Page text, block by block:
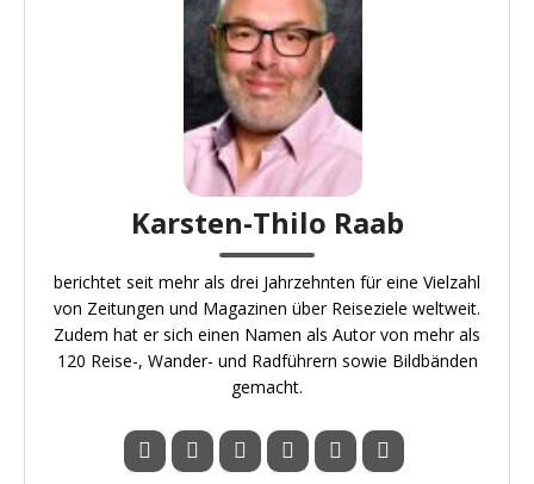
Karsten-Thilo Raab
berichtet seit mehr als drei Jahrzehnten für eine Vielzahl
von Zeitungen und Magazinen über Reiseziele weltweit.
Zudem hat er sich einen Namen als Autor von mehr als
120 Reise-, Wander- und Radführern sowie Bildbänden
gemacht.